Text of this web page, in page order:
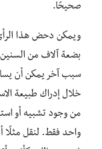
صحيحًا.
ويمكن دحض هذا
بضعة آلاف من السنين
سبب آخر يمكن أن
خلال إدراك طبيعة
من وجود تشبيه أو
واحد فقط. لنقل مثلًا